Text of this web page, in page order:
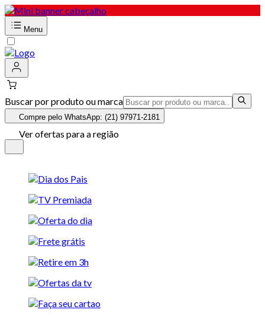
Menu
Buscar por produto ou marca
Compre pelo WhatsApp: (21) 97971-2181
Ver ofertas para a região